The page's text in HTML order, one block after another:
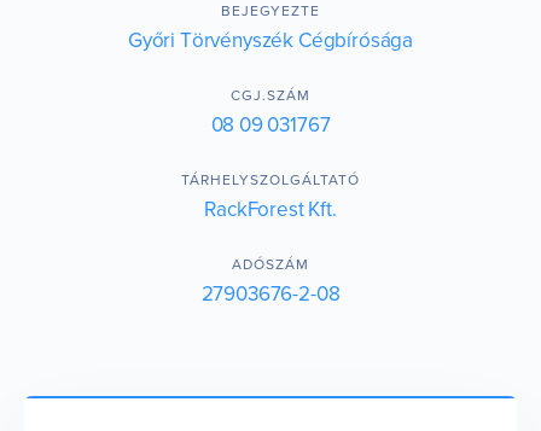
BEJEGYEZTE
Győri Törvényszék Cégbírósága
CGJ.SZÁM
08 09 031767
TÁRHELYSZOLGÁLTATÓ
RackForest Kft.
ADÓSZÁM
27903676-2-08